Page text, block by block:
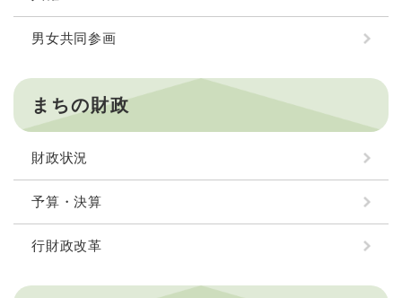
男女共同参画
まちの財政
財政状況
予算・決算
行財政改革